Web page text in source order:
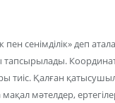
сенімділік» деп
тиіс. Қалған
мәтелдер,